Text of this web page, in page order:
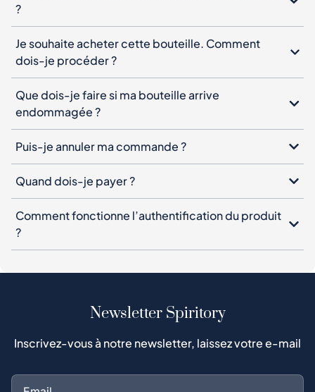
?
Je souhaite acheter cette bouteille. Comment
dois-je procéder ?
Que dois-je faire si ma bouteille arrive
endommagée ?
Puis-je annuler ma commande ?
Quand dois-je payer ?
Comment fonctionne l’authentification du produit
?
Newsletter Spiritory
Inscrivez-vous à notre newsletter, laissez votre e-mail